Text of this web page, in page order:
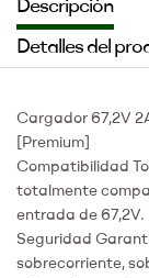
Descripción
Detalles del
Cargador 67,2V
[Premium]
Compatibilidad
totalmente
entrada de 67,2V.
Seguridad
sobrecorriente,